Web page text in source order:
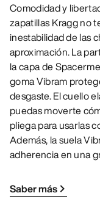
Comodidad y
zapatillas Kragg no
inestabilidad de las
aproximación. La
la capa de
goma Vibram
desgaste. El cuello
puedas moverte
pliega para usarlas
Además, la suela
adherencia en una
Saber más